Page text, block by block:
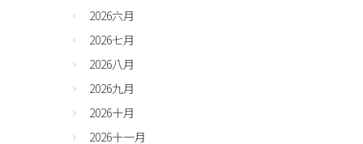
2026六月
2026七月
2026八月
2026九月
2026十月
2026十一月